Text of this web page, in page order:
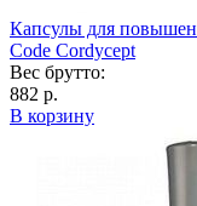
Капсулы для
Code Cordycept
Вес брутто:
882 р.
В корзину